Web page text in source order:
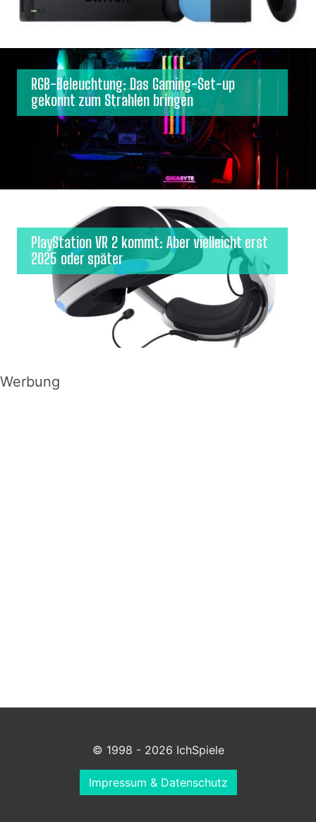
RGB-Beleuchtung: Das Gaming-Set-up
gekonnt zum Strahlen bringen
PlayStation VR 2 kommt: Aber vielleicht erst
2025 oder später
Werbung
© 1998 - 2026 IchSpiele
Impressum & Datenschutz